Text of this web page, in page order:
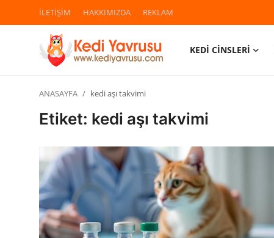
İLETİŞİM HAKKIMIZDA REKLAM
KEDİ CİNSLERİ
Giriş
REKLAM
KEDİ CİNSLERİ
KEDİPEDİA
ANASAYFA kedi aşı takvimi
Etiket: kedi aşı takvimi